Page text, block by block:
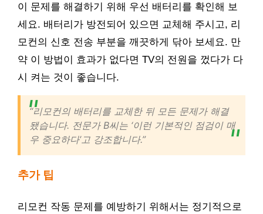
이 문제를 해결하기 위해 우선 배터리를 확인해 보
세요. 배터리가 방전되어 있으면 교체해 주시고, 리
모컨의 신호 전송 부분을 깨끗하게 닦아 보세요. 만
약 이 방법이 효과가 없다면 TV의 전원을 껐다가 다
시 켜는 것이 좋습니다.
“리모컨의 배터리를 교체한 뒤 모든 문제가 해결
됐습니다. 전문가 B씨는 ‘이런 기본적인 점검이 매
우 중요하다’고 강조합니다.”
추가 팁
리모컨 작동 문제를 예방하기 위해서는 정기적으로